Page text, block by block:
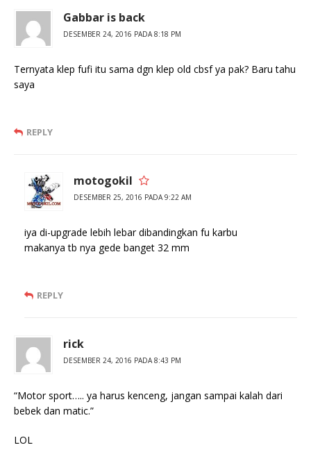
Gabbar is back
DESEMBER 24, 2016 PADA 8:18 PM
Ternyata klep fufi itu sama dgn klep old cbsf ya pak? Baru tahu
saya
REPLY
motogokil
DESEMBER 25, 2016 PADA 9:22 AM
iya di-upgrade lebih lebar dibandingkan fu karbu
makanya tb nya gede banget 32 mm
REPLY
rick
DESEMBER 24, 2016 PADA 8:43 PM
“Motor sport….. ya harus kenceng, jangan sampai kalah dari
bebek dan matic.”
LOL